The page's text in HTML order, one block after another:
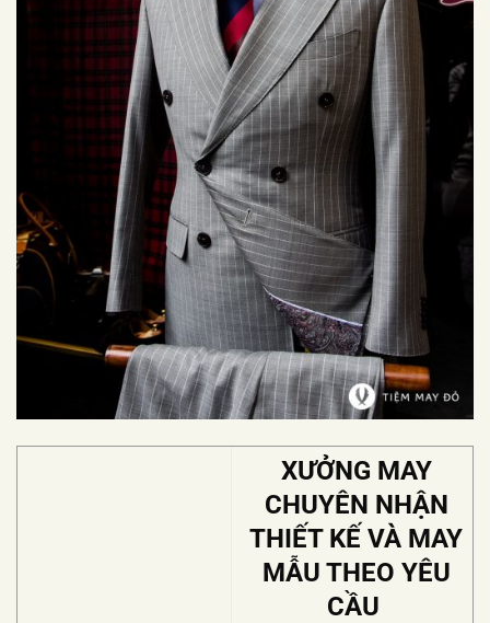
XƯỞNG MAY
CHUYÊN NHẬN
THIẾT KẾ VÀ MAY
MẪU THEO YÊU
CẦU